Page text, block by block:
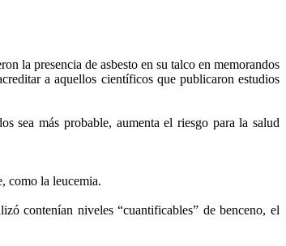
la presencia de asbesto en su talco en memorandos
a aquellos científicos que publicaron estudios
sea más probable, aumenta el riesgo para la salud
como la leucemia.
contenían niveles “cuantificables” de benceno, el